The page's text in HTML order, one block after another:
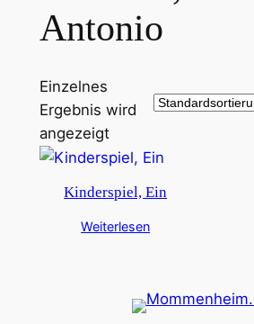
Antonio
Einzelnes
Ergebnis wird
angezeigt
Kinderspiel, Ein
Weiterlesen